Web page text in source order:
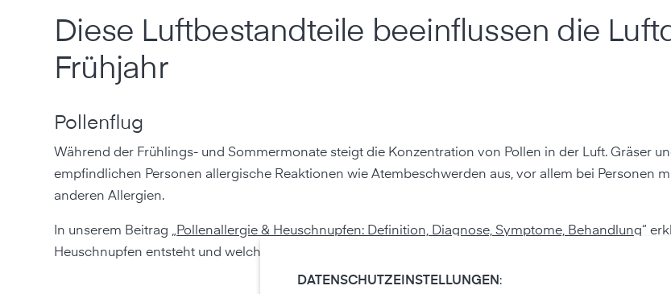
Diese Luftbestandteile beeinflussen die
Frühjahr
Pollenflug
Während der Frühlings- und Sommermonate steigt die Konzentration von Pollen in der Luft. Gräser
empfindlichen Personen allergische Reaktionen wie Atembeschwerden aus, vor allem bei Personen
anderen Allergien.
In unserem Beitrag „Pollenallergie & Heuschnupfen: Definition, Diagnose, Symptome, Behandlung“
Heuschnupfen entsteht und welche Maßnahmen Linderung verschaffen können
DATENSCHUTZEINSTELLUNGEN :